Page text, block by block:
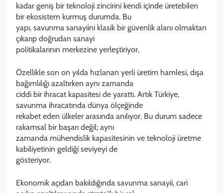
kadar geniş bir teknoloji zincirini kendi içinde üretebilen
bir ekosistem kurmuş durumda. Bu
yapı, savunma sanayiini klasik bir güvenlik alanı olmaktan
çıkarıp doğrudan sanayi
politikalarının merkezine yerleştiriyor.
Özellikle son on yılda hızlanan yerli üretim hamlesi, dışa
bağımlılığı azaltırken aynı zamanda
ciddi bir ihracat kapasitesi de yarattı. Artık Türkiye,
savunma ihracatında dünya ölçeğinde
rekabet eden ülkeler arasında anılıyor. Bu durum sadece
rakamsal bir başarı değil; aynı
zamanda mühendislik kapasitesinin ve teknoloji üretme
kabiliyetinin geldiği seviyeyi de
gösteriyor.
Ekonomik açıdan bakıldığında savunma sanayii, cari